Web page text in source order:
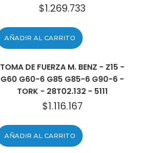
$1.269.733
AÑADIR AL CARRITO
TOMA DE FUERZA M. BENZ - Z15 -
G60 G60-6 G85 G85-6 G90-6 -
TORK - 28T02.132 - 5111
$1.116.167
AÑADIR AL CARRITO